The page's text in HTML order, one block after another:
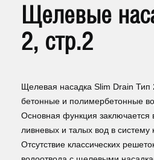
Щелевые
2, стр.2
Щелевая насадка Slim Drain Тип
бетонные и полимербетонные
Основная функция заключается
ливневых и талых вод в систему
Отсутствие классических